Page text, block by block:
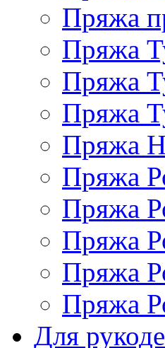
Пряжа
Пряжа
Пряжа
Пряжа
Пряжа
Пряжа
Пряжа
Пряжа
Пряжа
Пряжа
Для